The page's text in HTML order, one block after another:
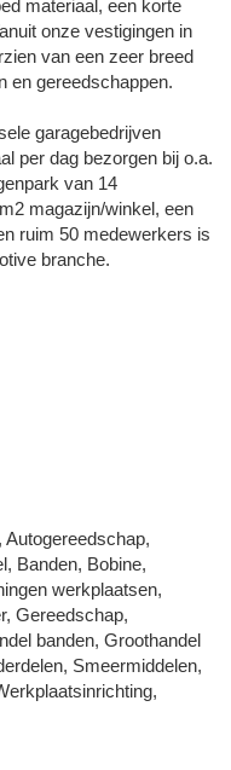
materiaal, een korte
onze vestigingen in
van een zeer breed
en gereedschappen.
garagebedrijven
per dag bezorgen bij o.a.
van 14
magazijn/winkel, een
ruim 50 medewerkers is
branche.
Banden, Bobine,
werkplaatsen,
Gereedschap,
banden, Groothandel
Smeermiddelen,